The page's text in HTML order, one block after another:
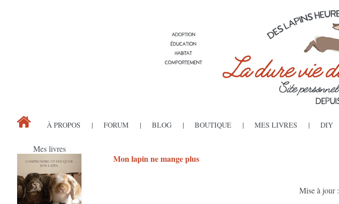
À PROPOS FORUM BLOG BOUTIQUE MES LIVRES DIY
Mes livres
Mon lapin ne mange plus
Mise à jour